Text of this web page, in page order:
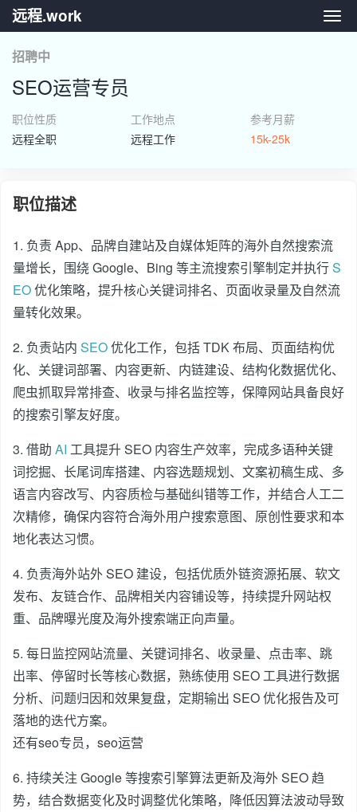
远
远程.work
招聘中
SEO运营专员
职位性质
远程全职
工作地点
远程工作
参考月薪
15k-25k
职位描述
1. 负责 App、品牌自建站及自媒体矩阵的海外自然搜索流
量增长，围绕 Google、Bing 等主流搜索引擎制定并执行S
EO优化策略，提升核心关键词排名、页面收录量及自然流
量转化效果。
2. 负责站内 SEO优化工作，包括 TDK 布局、页面结构优
化、关键词部署、内容更新、内链建设、结构化数据优化、
爬虫抓取异常排查、收录与排名监控等，保障网站具备良好
的搜索引擎友好度。
3. 借助 AI 工具提升 SEO 内容生产效率，完成多语种关键
词挖掘、长尾词库搭建、内容选题规划、文案初稿生成、多
语言内容改写、内容质检与基础纠错等工作，并结合人工二
次精修，确保内容符合海外用户搜索意图、原创性要求和本
地化表达习惯。
4. 负责海外站外 SEO 建设，包括优质外链资源拓展、软文
发布、友链合作、品牌相关内容铺设等，持续提升网站权
重、品牌曝光度及海外搜索端正向声量。
5. 每日监控网站流量、关键词排名、收录量、点击率、跳
出率、停留时长等核心数据，熟练使用 SEO 工具进行数据
分析、问题归因和效果复盘，定期输出 SEO 优化报告及可
落地的迭代方案。
还有seo专员，seo运营
6. 持续关注 Google 等搜索引擎算法更新及海外 SEO 趋
势，结合数据变化及时调整优化策略，降低因算法波动导致